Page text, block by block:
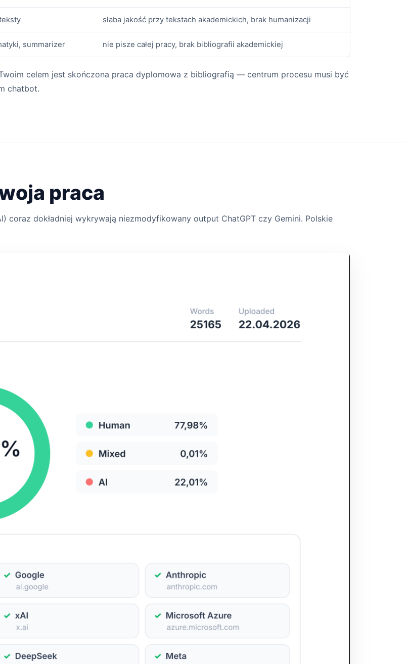
słaba jakość przy tekstach akademickich, brak humanizacji
summarizer nie pisze całej pracy, brak bibliografii akademickiej
celem jest skończona praca dyplomowa z bibliografią — centrum procesu musi być
chatbot.
praca
coraz dokładniej wykrywają niezmodyfikowany output ChatGPT czy Gemini. Polskie